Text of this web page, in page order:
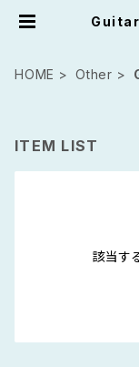
HOME Other
ITEM LIST
該当す